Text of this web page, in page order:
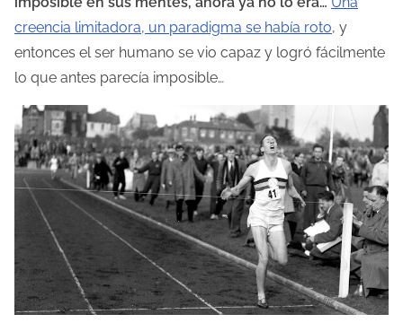
creencia limitadora, un paradigma se había roto, y
entonces el ser humano se vio capaz y logró fácilmente
lo que antes parecía imposible…